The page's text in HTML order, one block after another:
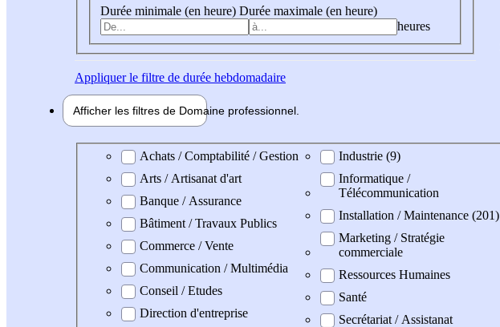
Durée minimale (en heure) Durée maximale (en heure)
heures
Appliquerle filtre de durée hebdomadaire
Afficher les filtres de Domaine professionnel
Domaine professionel
Achats / Comptabilité / Gestion
Arts / Artisanat d'art
Banque / Assurance
Bâtiment / Travaux Publics
Commerce / Vente
Communication / Multimédia
Conseil / Etudes
Direction d'entreprise
Industrie (9)
Informatique /
Télécommunication
Installation / Maintenance (201)
Marketing / Stratégie
commerciale
Ressources Humaines
Santé
Secrétariat / Assistanat